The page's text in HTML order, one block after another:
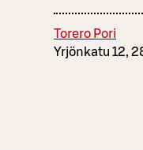
Torero Pori
Yrjönkatu 12,